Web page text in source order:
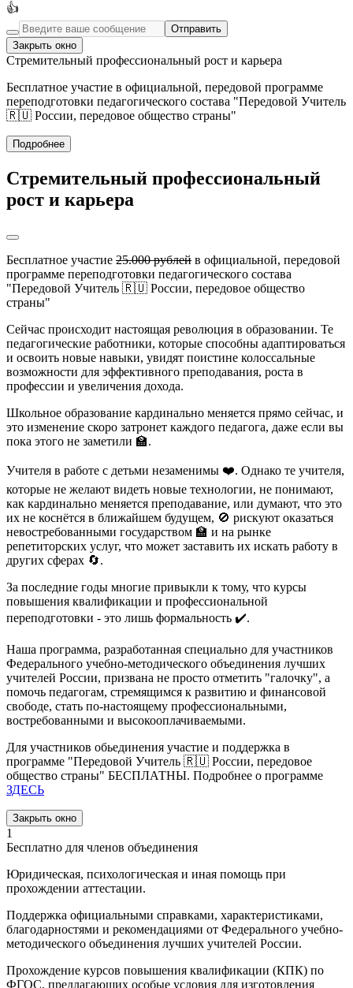
👍
Отправить
Закрыть окно
Стремительный профессиональный рост и карьера
Бесплатное участие в официальной, передовой программе
переподготовки педагогического состава "Передовой Учитель
🇷🇺 России, передовое общество страны"
Подробнее
Стремительный профессиональный
рост и карьера
Бесплатное участие 25.000 рублей в официальной, передовой
программе переподготовки педагогического состава
"Передовой Учитель 🇷🇺 России, передовое общество
страны"
Сейчас происходит настоящая революция в образовании. Те
педагогические работники, которые способны адаптироваться
и освоить новые навыки, увидят поистине колоссальные
возможности для эффективного преподавания, роста в
профессии и увеличения дохода.
Школьное образование кардинально меняется прямо сейчас, и
это изменение скоро затронет каждого педагога, даже если вы
пока этого не заметили 🏫.
Учителя в работе с детьми незаменимы ❤️. Однако те учителя,
которые не желают видеть новые технологии, не понимают,
как кардинально меняется преподавание, или думают, что это
их не коснётся в ближайшем будущем, 🚫 рискуют оказаться
невостребованными государством 🏫 и на рынке
репетиторских услуг, что может заставить их искать работу в
других сферах 🔄.
За последние годы многие привыкли к тому, что курсы
повышения квалификации и профессиональной
переподготовки - это лишь формальность ✔️.
Наша программа, разработанная специально для участников
Федерального учебно-методического объединения лучших
учителей России, призвана не просто отметить "галочку", а
помочь педагогам, стремящимся к развитию и финансовой
свободе, стать по-настоящему профессиональными,
востребованными и высокооплачиваемыми.
Для участников обьединения участие и поддержка в
программе "Передовой Учитель 🇷🇺 России, передовое
общество страны" БЕСПЛАТНЫ. Подробнее о программе
ЗДЕСЬ
Закрыть окно
1
Бесплатно для членов объединения
Юридическая, психологическая и иная помощь при
прохождении аттестации.
Поддержка официальными справками, характеристиками,
благодарностями и рекомендациями от Федерального учебно-
методического объединения лучших учителей России.
Прохождение курсов повышения квалификации (КПК) по
ФГОС, предлагающих особые условия для изготовления